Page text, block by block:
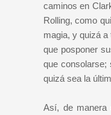
caminos en
Rolling, como
magia, y quizá
que posponer
que consolarse;
quizá sea la
Así, de manera